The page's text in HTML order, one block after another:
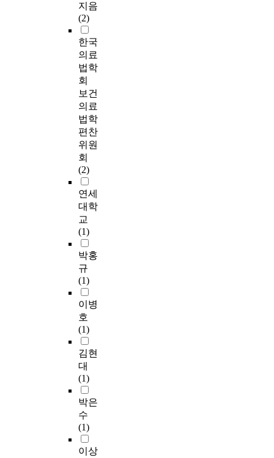
지음
(2)
한국
의료
법학
회
보건
의료
법학
편찬
위원
회
(2)
연세
대학
교
(1)
박홍
규
(1)
이병
호
(1)
김현
대
(1)
박은
수
(1)
이상